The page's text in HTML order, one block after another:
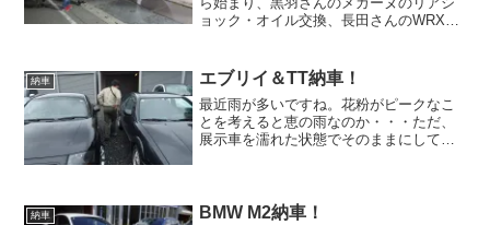
ョック・オイル交換、長田さんのWRXご
井さんの納車準備チェック、佐々木さん
の911納車・・・...
納車 エブリイ＆TT納車！
最近雨が多いですね。花粉がピークなこ
とを考えると恵の雨なのか・・・ただ、
展示車を濡れた状態でそのままにしてお
F355乗りの土肥さんや...
納車 BMW M2納車！